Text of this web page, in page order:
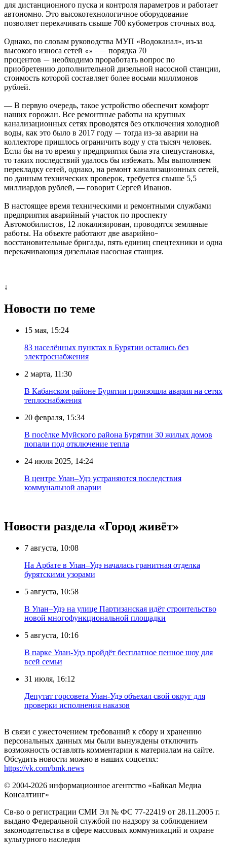
для дистанционного пуска и контроля параметров и работает
автономно. Это высокотехнологичное оборудование
позволяет перекачивать свыше 700 кубометров сточных вод.
Однако, по словам руководства МУП «Водоканал», из-за
высокого износа сетей «» – — порядка 70
процентов — необходимо проработать вопрос по
приобретению дополнительной дизельной насосной станции,
стоимость которой составляет более восьми миллмонов
рублей.
— В первую очередь, такое устройство обеспечит комфорт
наших горожан. Все ремонтные работы на крупных
канализационных сетях проводятся без отключения холодной
воды, как это было в 2017 году — тогда из–за аварии на
коллекторе пришлось ограничить воду у ста тысяч человек.
Если бы на то время у предприятия была эта спецустановка,
то таких последствий удалось бы избежать. Мы выполняем
перекладку сетей, однако, на ремонт канализационных сетей,
по данным технических проверок, требуется свыше 5,5
миллиардов рублей, — говорит Сергей Иванов.
В настоящее время техническими и ремонтными службами
предприятия аварийный участок по проспекту
Автомобилистов, 12 локализирован, проводятся земляные
работы. На объекте работают две аварийно–
восстановительные бригады, пять единиц спецтехники и одна
перекачивающая дизельная насосная станция.
↓
Новости по теме
15 мая, 15:24
83 населённых пунктах в Бурятии остались без
электроснабжения
2 марта, 11:30
В Кабанском районе Бурятии произошла авария на сетях
теплоснабжения
20 февраля, 15:34
В посёлке Муйского района Бурятии 30 жилых домов
попали под отключение тепла
24 июля 2025, 14:24
В центре Улан–Удэ устраняются последствия
коммунальной аварии
Новости раздела «Город живёт»
7 августа, 10:08
На Арбате в Улан–Удэ началась гранитная отделка
бурятскими узорами
5 августа, 10:58
В Улан–Удэ на улице Партизанская идёт строительство
новой многофункциональной площадки
5 августа, 10:16
В парке Улан-Удэ пройдёт бесплатное пенное шоу для
всей семьи
31 июля, 16:12
Депутат горсовета Улан-Удэ объехал свой округ для
проверки исполнения наказов
В связи с ужесточением требований к сбору и хранению
персональных данных мы были вынуждены отключить
возможность оставлять комментарии к материалам на сайте.
Обсудить новости можно в наших соцсетях:
https://vk.com/bmk.news
© 2004-2026 информационное агентство «Байкал Медиа
Консалтинг»
Св-во о регистрации СМИ Эл № ФС 77-22419 от 28.11.2005 г.
выдано Федеральной службой по надзору за соблюдением
законодательства в сфере массовых коммуникаций и охране
культурного наследия